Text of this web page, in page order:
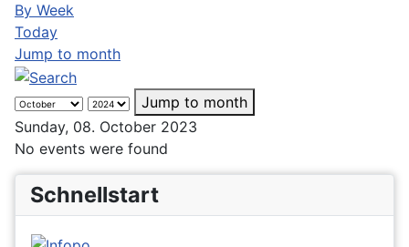
By Week
Today
Jump to month
Jump to month
Sunday, 08. October 2023
No events were found
Schnellstart